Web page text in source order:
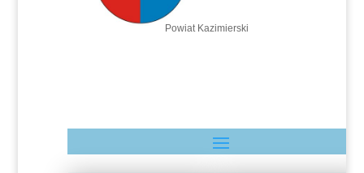
Powiat Kazimierski